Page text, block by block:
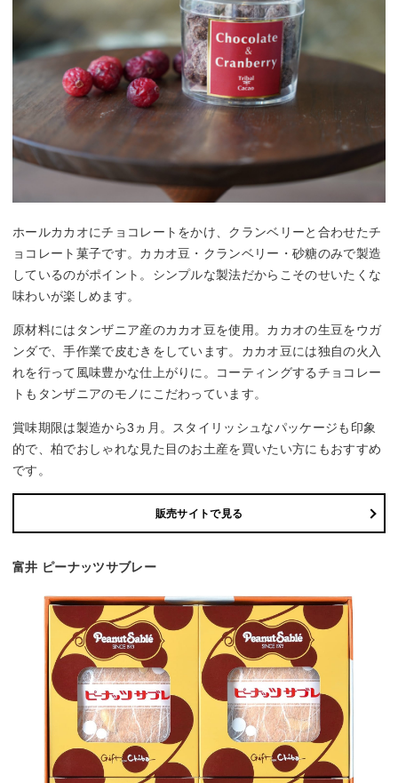
ホールカカオにチョコレートをかけ、クランベリーと合わせたチ
ョコレート菓子です。カカオ豆・クランベリー・砂糖のみで製造
しているのがポイント。シンプルな製法だからこそのせいたくな
味わいが楽しめます。
原材料にはタンザニア産のカカオ豆を使用。カカオの生豆をウガ
ンダで、手作業で皮むきをしています。カカオ豆には独自の火入
れを行って風味豊かな仕上がりに。コーティングするチョコレー
トもタンザニアのモノにこだわっています。
賞味期限は製造から3ヵ月。スタイリッシュなパッケージも印象
的で、柏でおしゃれな見た目のお土産を買いたい方にもおすすめ
です。
販売サイトで見る
富井 ピーナッツサブレー